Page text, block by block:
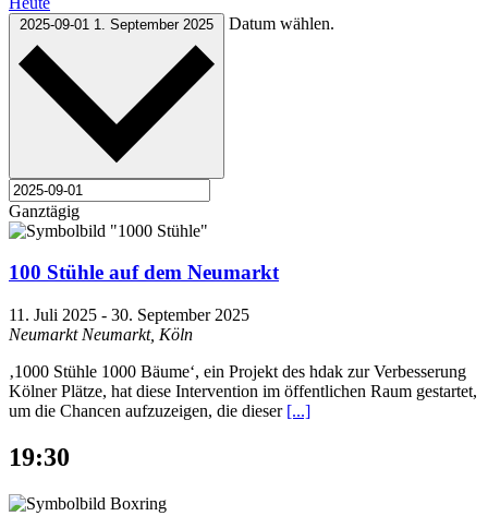
2025-09-01 1. September 2025 Datum wählen.
Ganztägig
100 Stühle auf dem Neumarkt
11. Juli 2025 - 30. September 2025
Neumarkt Neumarkt, Köln
‚1000 Stühle 1000 Bäume‘, ein Projekt des hdak zur Verbesserung
Kölner Plätze, hat diese Intervention im öffentlichen Raum gestartet,
um die Chancen aufzuzeigen, die dieser [...]
19:30